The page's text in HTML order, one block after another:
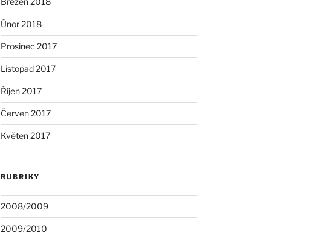
Únor 2018
Prosinec 2017
Listopad 2017
Říjen 2017
Červen 2017
Květen 2017
RUBRIKY
2008/2009
2009/2010